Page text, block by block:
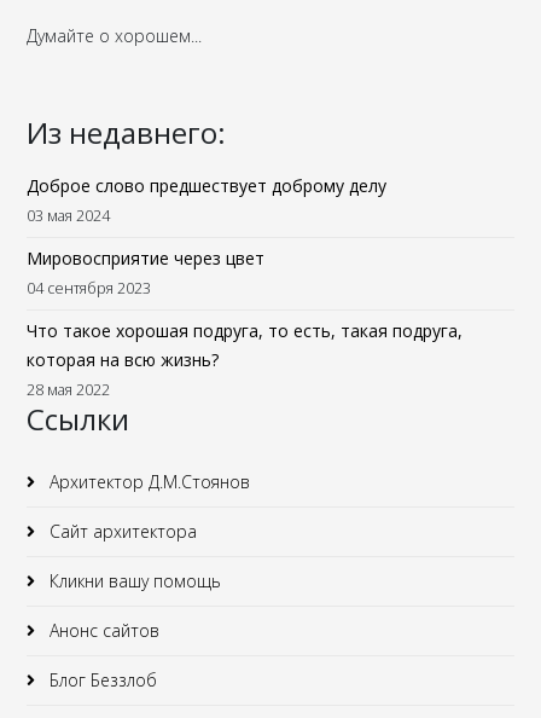
Думайте о хорошем...
Из недавнего:
Доброе слово предшествует доброму делу
03 мая 2024
Мировосприятие через цвет
04 сентября 2023
Что такое хорошая подруга, то есть, такая подруга,
которая на всю жизнь?
28 мая 2022
Ссылки
Архитектор Д.М.Стоянов
Сайт архитектора
Кликни вашу помощь
Анонс сайтов
Блог Беззлоб